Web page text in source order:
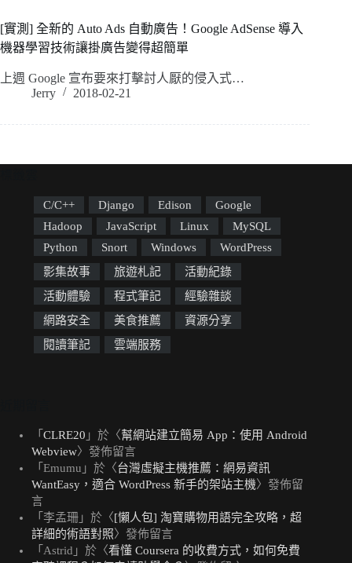
[實測] 全新的 Auto Ads 自動廣告！Google AdSense 導入
機器學習技術讓掛廣告變得超簡單
上週 Google 宣布要來打擊討人厭的侵入式…
Jerry
2018-02-21
C/C++ Django Edison
Google
Hadoop
JavaScript Linux
MySQL
Python
Snort Windows
WordPress
影集故事
旅遊札記
活動紀錄
活動體驗
程式筆記
經驗雜談
網路安全
美食推薦
資源分享
閱讀筆記
雲端服務
「 CLRE20 」於〈幫網站建立簡易 App：使用 Android
Webview〉發佈留言
「 Emumu 」於〈台灣虛擬主機推薦：網易資訊
WantEasy，適合 WordPress 新手的架站主機〉發佈留
言
「 李孟珊 」於〈[懶人包] 淘寶購物用語完全攻略，超
詳細的術語對照〉發佈留言
「 Astrid 」於〈看懂 Coursera 的收費方式，如何免費